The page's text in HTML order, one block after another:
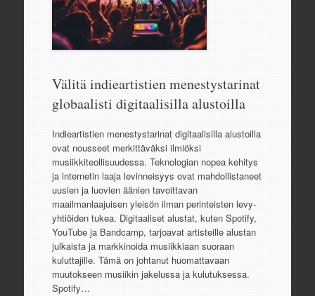
Välitä indieartistien menestystarinat
globaalisti digitaalisilla alustoilla
Indieartistien menestystarinat digitaalisilla alustoilla
ovat nousseet merkittäväksi ilmiöksi
musiikkiteollisuudessa. Teknologian nopea kehitys
ja internetin laaja levinneisyys ovat mahdollistaneet
uusien ja luovien äänien tavoittavan
maailmanlaajuisen yleisön ilman perinteisten levy-
yhtiöiden tukea. Digitaaliset alustat, kuten Spotify,
YouTube ja Bandcamp, tarjoavat artisteille alustan
julkaista ja markkinoida musiikkiaan suoraan
kuluttajille. Tämä on johtanut huomattavaan
muutokseen musiikin jakelussa ja kulutuksessa.
Spotify…